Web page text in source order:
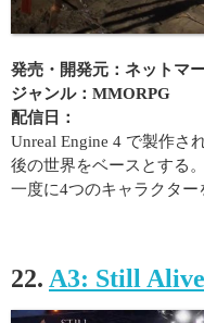
発売・開発元：ネットマ
ジャンル：MMORPG
配信日：
Unreal Engine 4 で製作さ
後の世界をベースとする。
一度に4つのキャラクター
22. A3: Still Alive